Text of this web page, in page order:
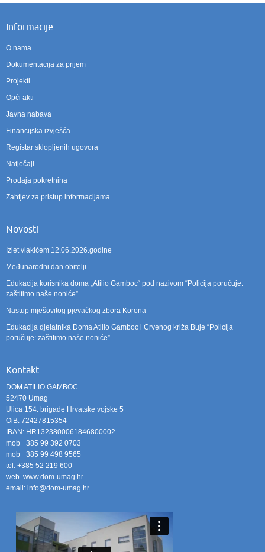
Informacije
O nama
Dokumentacija za prijem
Projekti
Opći akti
Javna nabava
Financijska izvješća
Registar sklopljenih ugovora
Natječaji
Prodaja pokretnina
Zahtjev za pristup informacijama
Novosti
Izlet vlakićem 12.06.2026.godine
Međunarodni dan obitelji
Edukacija korisnika doma „Atilio Gamboc“ pod nazivom “Policija poručuje:
zaštitimo naše noniće”
Nastup mješovitog pjevačkog zbora Korona
Edukacija djelatnika Doma Atilio Gamboc i Crvenog križa Buje “Policija
poručuje: zaštitimo naše noniće”
Kontakt
DOM ATILIO GAMBOC
52470 Umag
Ulica 154. brigade Hrvatske vojske 5
OiB: 72427815354
IBAN: HR1323800061846800002
mob +385 99 392 0703
mob +385 99 498 9565
tel. +385 52 219 600
web. www.dom-umag.hr
email: info@dom-umag.hr